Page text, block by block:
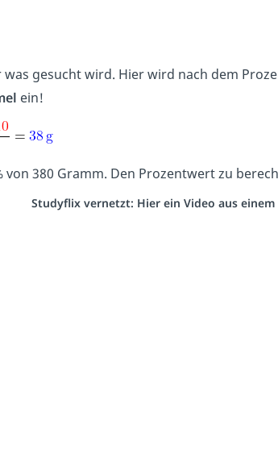
gesucht wird. Hier wird nach dem
ein!
von 380 Gramm. Den Prozentwert zu
Studyflix vernetzt: Hier ein Video aus einem